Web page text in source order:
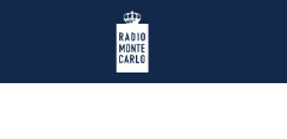
Radio Monte Carlo